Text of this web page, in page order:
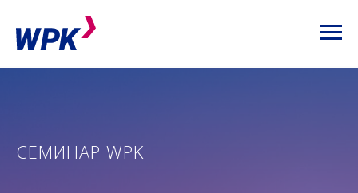
CЕМИНАР WPK